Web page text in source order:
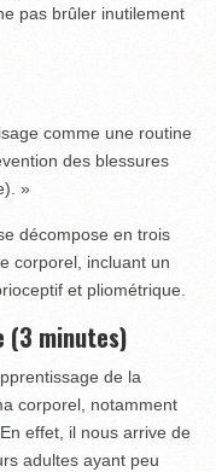
pas brûler inutilement
comme une routine
des blessures
»
décompose en trois
corporel, incluant un
et pliométrique.
(3 minutes)
de la
corporel, notamment
effet, il nous arrive de
adultes ayant peu